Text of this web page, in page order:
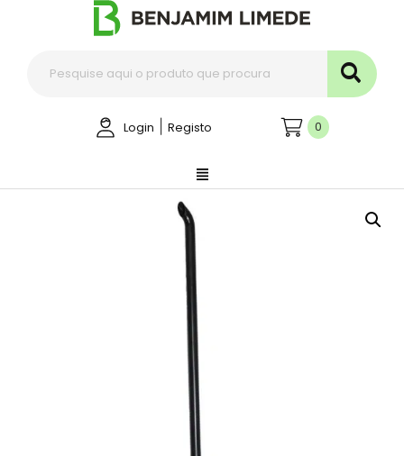
Login Registo 0